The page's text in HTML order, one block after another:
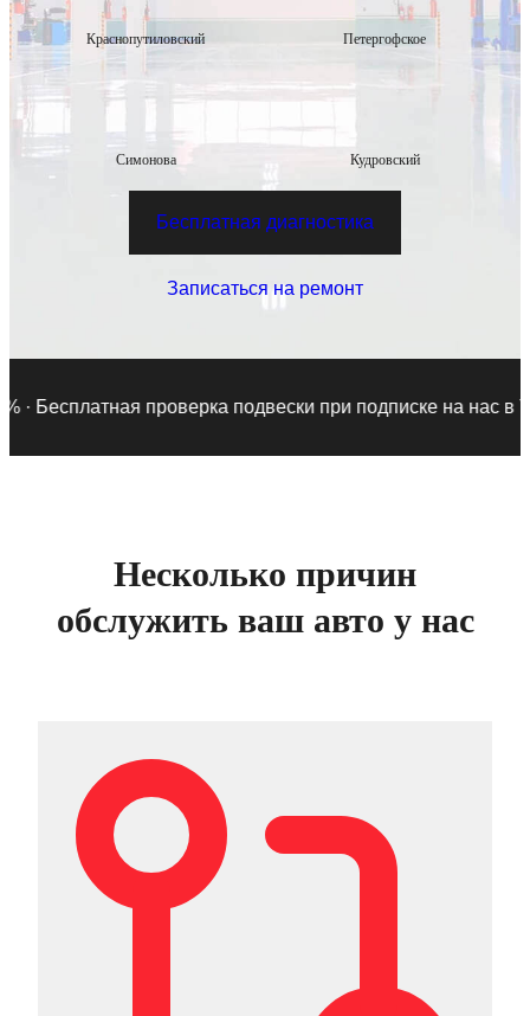
Краснопутиловский Петергофское
Симонова Кудровский
Бесплатная диагностика
Записаться на ремонт
проверка подвески при подписке на нас в
Несколько причин
обслужить ваш авто у нас